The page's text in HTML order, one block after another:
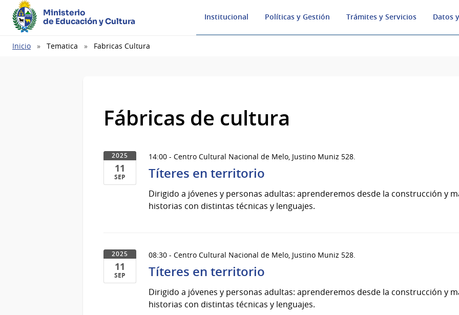
Ministerio
de Educación y Cultura
Institucional Políticas y Gestión Trámites y Servicios Datos
Ruta
Inicio Tematica Fabricas Cultura
Fábricas de cultura
2025
11
SEP
14:00 - Centro Cultural Nacional de Melo, Justino Muniz 528.
Títeres en territorio
Dirigido a jóvenes y personas adultas: aprenderemos desde la construcción y
historias con distintas técnicas y lenguajes.
2025
11
SEP
08:30 - Centro Cultural Nacional de Melo, Justino Muniz 528.
Títeres en territorio
Dirigido a jóvenes y personas adultas: aprenderemos desde la construcción y
historias con distintas técnicas y lenguajes.